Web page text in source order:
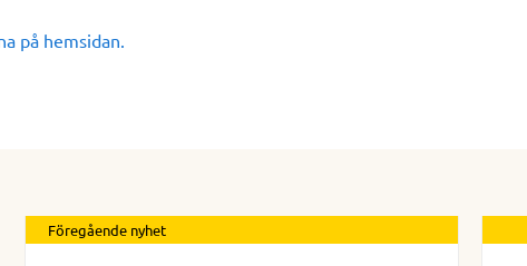
på hemsidan.
Föregående nyhet